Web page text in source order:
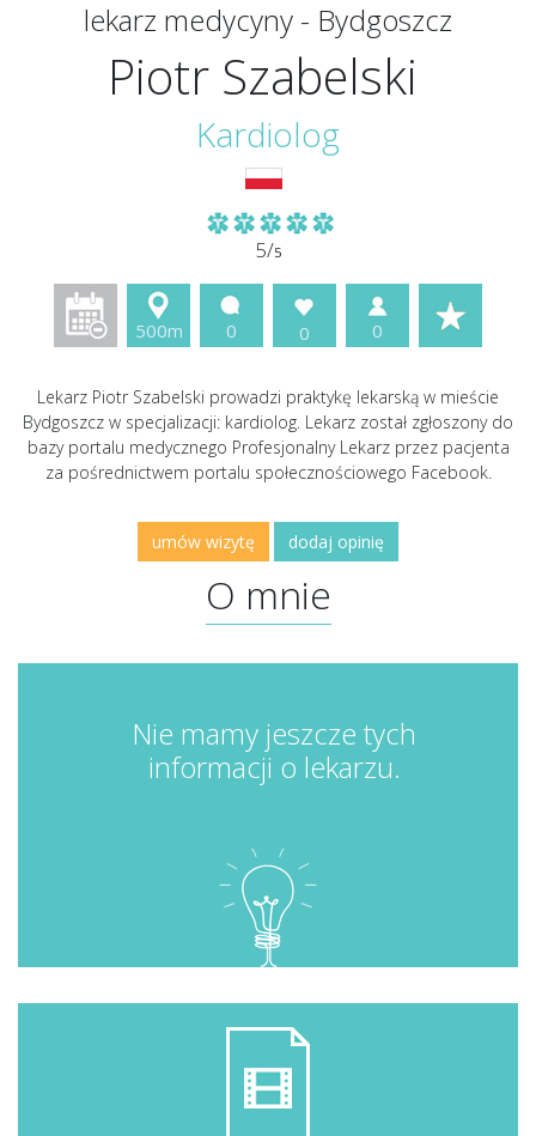
lekarz medycyny - Bydgoszcz
Piotr Szabelski
Kardiolog
5/5
500m 0 0 0
Lekarz Piotr Szabelski prowadzi praktykę lekarską w mieście
Bydgoszcz w specjalizacji: kardiolog. Lekarz został zgłoszony do
bazy portalu medycznego Profesjonalny Lekarz przez pacjenta
za pośrednictwem portalu społecznościowego Facebook.
umów wizytę dodaj opinię
O mnie
Nie mamy jeszcze tych
informacji o lekarzu.